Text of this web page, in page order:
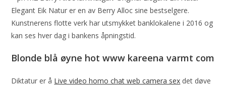
Elegant Eik Natur er en av Berry Alloc sine bestselgere.
Kunstnerens flotte verk har utsmykket banklokalene i 2016 og
kan ses hver dag i bankens åpningstid.
Blonde blå øyne hot www kareena varmt com
Diktatur er å Live video homo chat web camera sex det døve